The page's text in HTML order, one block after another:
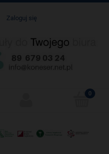
Zaloguj się